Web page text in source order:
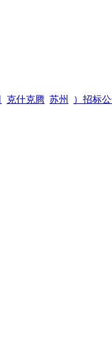
克什克腾 苏州 ）招标